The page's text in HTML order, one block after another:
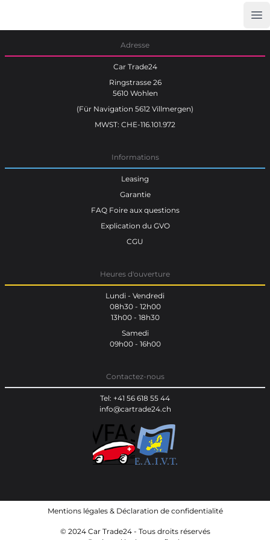
Adresse
Car Trade24
Ringstrasse 26
5610 Wohlen
(Für Navigation 5612 Villmergen)
MWST: CHE-116.101.972
Informations
Leasing
Garantie
FAQ Foire aux questions
Explication du GVO
CGU
Heures d'ouverture
Lundi - Vendredi
08h30 - 12h00
13h00 - 18h30
Samedi
09h00 - 16h00
Contactez-nous
Tel: +41 56 618 55 44
info@cartrade24.ch
Mentions légales& Déclaration de confidentialité
© 2024 Car Trade24 - Tous droits réservés